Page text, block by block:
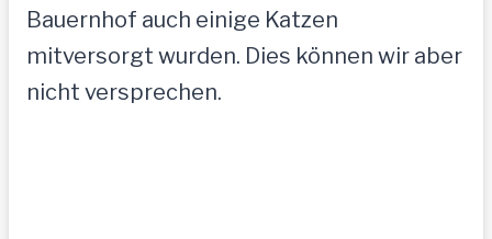
Bauernhof auch einige Katzen
mitversorgt wurden. Dies können wir aber
nicht versprechen.